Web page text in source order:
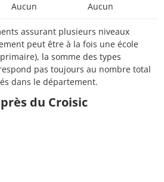
Aucun Aucun
assurant plusieurs niveaux
peut être à la fois une école
la somme des types
pas toujours au nombre total
dans le département.
du Croisic